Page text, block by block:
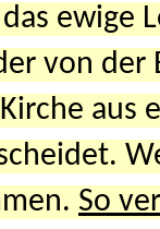
ewige
von
aus
So